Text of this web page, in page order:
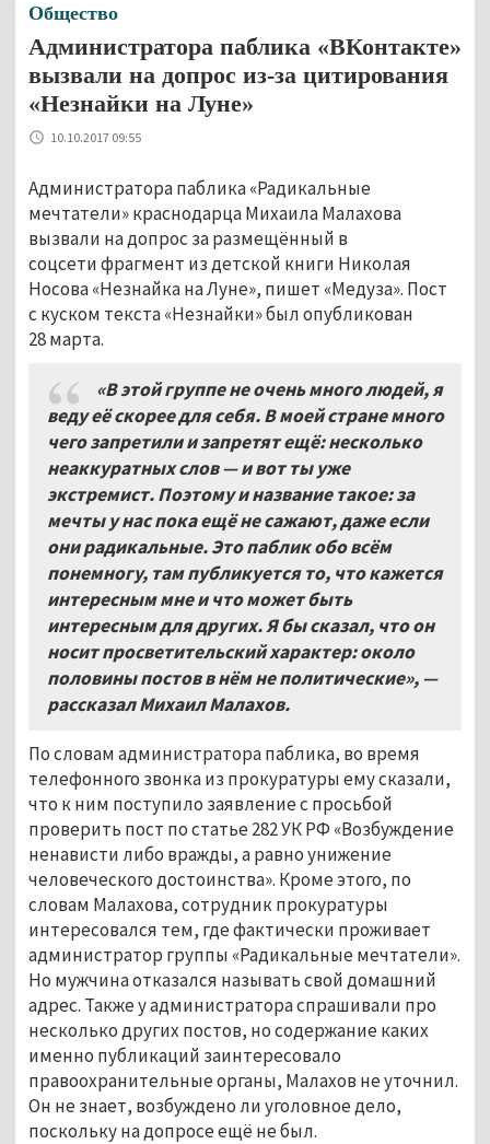
Общество
Администратора паблика «ВКонтакте»
вызвали на допрос из-за цитирования
«Незнайки на Луне»
10.10.2017 09:55
Администратора паблика «Радикальные
мечтатели» краснодарца Михаила Малахова
вызвали на допрос за размещённый в
соцсети фрагмент из детской книги Николая
Носова «Незнайка на Луне», пишет «Медуза». Пост
с куском текста «Незнайки» был опубликован
28 марта.
«В этой группе не очень много людей, я
веду её скорее для себя. В моей стране много
чего запретили и запретят ещё: несколько
неаккуратных слов — и вот ты уже
экстремист. Поэтому и название такое: за
мечты у нас пока ещё не сажают, даже если
они радикальные. Это паблик обо всём
понемногу, там публикуется то, что кажется
интересным мне и что может быть
интересным для других. Я бы сказал, что он
носит просветительский характер: около
половины постов в нём не политические», —
рассказал Михаил Малахов.
По словам администратора паблика, во время
телефонного звонка из прокуратуры ему сказали,
что к ним поступило заявление с просьбой
проверить пост по статье 282 УК РФ «Возбуждение
ненависти либо вражды, а равно унижение
человеческого достоинства». Кроме этого, по
словам Малахова, сотрудник прокуратуры
интересовался тем, где фактически проживает
администратор группы «Радикальные мечтатели».
Но мужчина отказался называть свой домашний
адрес. Также у администратора спрашивали про
несколько других постов, но содержание каких
именно публикаций заинтересовало
правоохранительные органы, Малахов не уточнил.
Он не знает, возбуждено ли уголовное дело,
поскольку на допросе ещё не был.